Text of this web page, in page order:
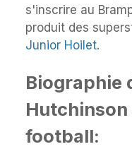
s'inscrire au
produit des
Junior Hoilet.
Biographie
football: